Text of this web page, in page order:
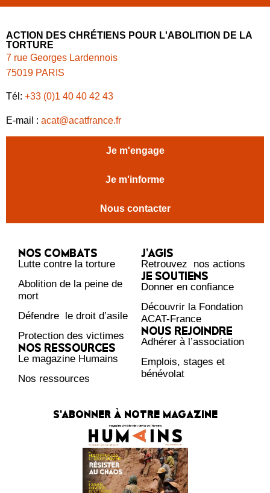
ACTION DES CHRÉTIENS POUR L'ABOLITION DE LA
TORTURE
7 rue Georges Lardennois
75019 PARIS
Tél: +33 (0)1 40 40 42 43
E-mail : acat@acatfrance.fr
Je m'engage
Je m'informe
Nous contacter
NOS COMBATS
Lutte contre la torture
Abolition de la peine de
mort
Défendre le droit d’asile
Protection des victimes
NOS RESSOURCES
Le magazine Humains
Nos ressources
J’AGIS
Retrouvez nos actions
JE SOUTIENS
Donner en confiance
Découvrir la Fondation
ACAT-France
NOUS REJOINDRE
Adhérer à l’association
Emplois, stages et
bénévolat
S'ABONNER À NOTRE MAGAZINE